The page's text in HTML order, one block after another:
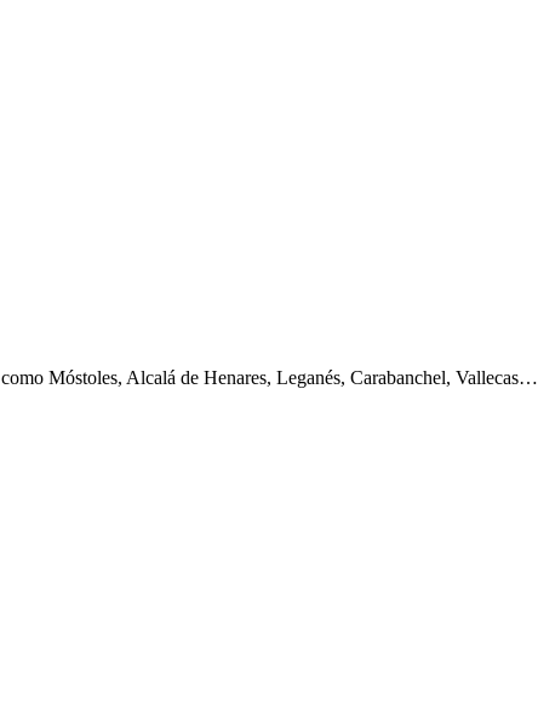
Móstoles, Alcalá de Henares, Leganés, Carabanchel, Vallecas…